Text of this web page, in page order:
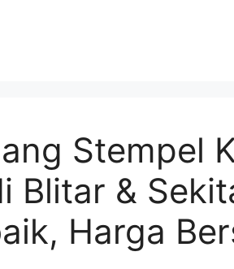
Stempel
Blitar &
Harga